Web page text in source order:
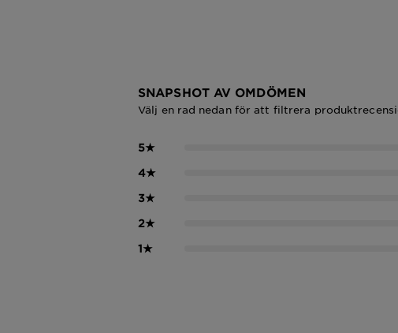
SNAPSHOT AV OMDÖMEN
Välj en rad nedan för att filtrera
5★
4★
3★
2★
1★